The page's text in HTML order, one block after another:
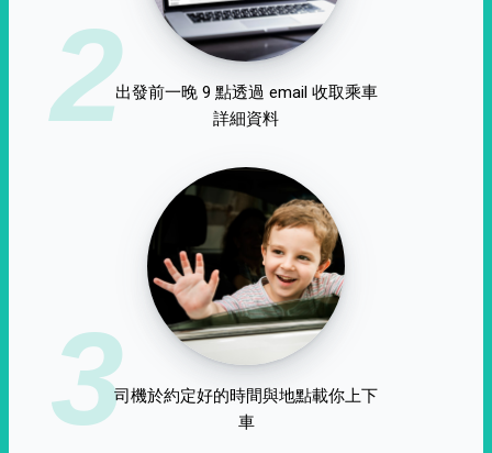
2出發前一晚 9 點透過 email 收取乘車
詳細資料
3司機於約定好的時間與地點載你上下
車